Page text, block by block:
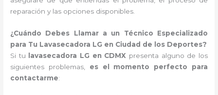
reparación y las opciones disponibles.
¿Cuándo Debes Llamar a un Técnico Especializado
para Tu Lavasecadora LG en Ciudad de los Deportes?
Si tu
lavasecadora LG en CDMX presenta alguno de los
siguientes problemas, es el momento perfecto para
contactarme: